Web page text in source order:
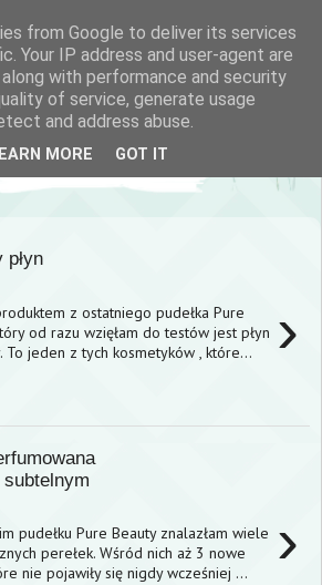
›
z ostatniego pudełka Pure
od razu wzięłam do testów jest płyn
To jeden z tych kosmetyków , które...
subtelnym
›
pudełku Pure Beauty znalazłam wiele
perełek. Wśród nich aż 3 nowe
nie pojawiły się nigdy wcześniej ...
from Google to deliver its services
Your IP address and user-agent are
with performance and security
of service, generate usage
and address abuse.
MORE GOT IT